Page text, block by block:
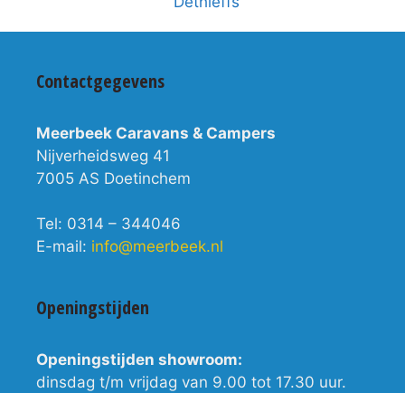
Contactgegevens
Meerbeek Caravans & Campers
Nijverheidsweg 41
7005 AS Doetinchem
Tel: 0314 – 344046
E-mail: info@meerbeek.nl
Openingstijden
Openingstijden showroom:
dinsdag t/m vrijdag van 9.00 tot 17.30 uur.